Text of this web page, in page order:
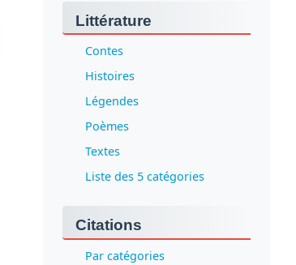
Littérature
Contes
Histoires
Légendes
Poèmes
Textes
Liste des 5 catégories
Citations
Par catégories